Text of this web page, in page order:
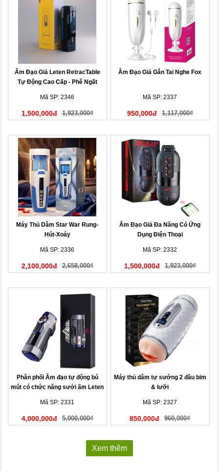
Âm Đạo Giả Leten RetracTable
Tự Động Cao Cấp - Phê Ngất
Mã SP: 2346
1,500,000đ 1,923,000₫
Âm Đạo Giả Gắn Tai Nghe Fox
Mã SP: 2337
950,000đ 1,117,000₫
Máy Thủ Dâm Star War Rung-
Hút-Xoáy
Mã SP: 2336
2,100,000đ 2,658,000₫
Âm Đạo Giả Đa Năng Có Ứng
Dụng Điện Thoại
Mã SP: 2332
1,500,000đ 1,923,000₫
Phân phối Âm đạo tự động bú
mút có chức năng sưởi ấm Leten
Mã SP: 2331
4,000,000đ 5,000,000₫
Máy thủ dâm tự sướng 2 đầu bim
& lưỡi
Mã SP: 2327
850,000đ 960,000₫
Xem thêm